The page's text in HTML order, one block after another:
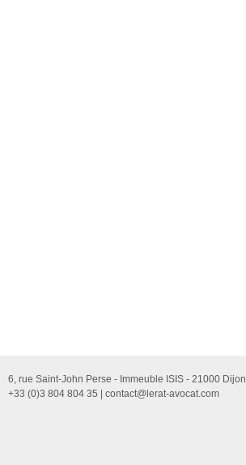
6, rue Saint-John Perse - Immeuble ISIS - 21000 Dijon
+33 (0)3 804 804 35 | contact@lerat-avocat.com